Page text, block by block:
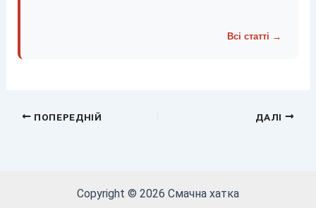
Всі статті →
ПОПЕРЕДНІЙ ДАЛІ
Copyright © 2026 Смачна хатка